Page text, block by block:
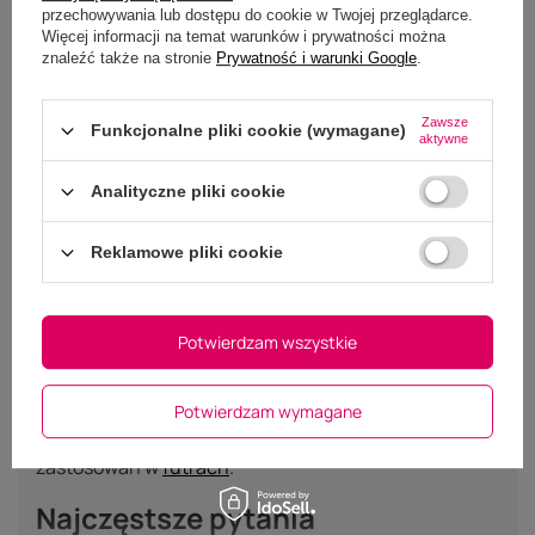
Pasy ochronne i futra do popręga
Pasy ochronne(belly band) zakłada się na popręg
konia, w okolicy okolic łokci i klatki piersiowej.
Chronią skórę konia przed otarciami od klamer i
twardych elementów popręgu. W aktualnej ofercie
w wersji czarnej. Futra do
twardych elementów ze skórą.
Powiązane kategorie
Pełen wybór popręgów wpopręgach. Futra do innych
zastosowań wfutrach.
Najczęstsze pytania
przechowywania lub dostępu do cookie w Twojej przeglądarce.
Więcej informacji na temat warunków i prywatności można
znaleźć także na stronie Prywatność i warunki Google.
Funkcjonalne pliki cookie (wymagane)
Zawsze
aktywne
Analityczne pliki cookie
Reklamowe pliki cookie
Potwierdzam wymagane
Potwierdzam wszystkie